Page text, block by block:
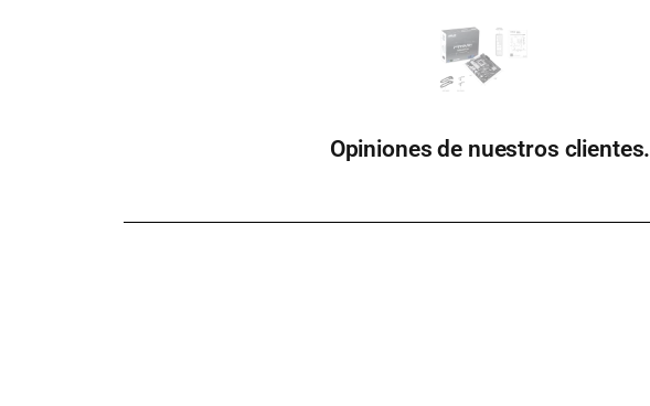
Opiniones de nuestros clientes.